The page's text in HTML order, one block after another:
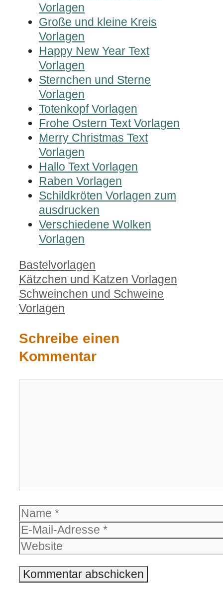
Vorlagen
Große und kleine Kreis
Vorlagen
Happy New Year Text
Vorlagen
Sternchen und Sterne
Vorlagen
Totenkopf Vorlagen
Frohe Ostern Text Vorlagen
Merry Christmas Text
Vorlagen
Hallo Text Vorlagen
Raben Vorlagen
Schildkröten Vorlagen zum
ausdrucken
Verschiedene Wolken
Vorlagen
Kategorien
Bastelvorlagen
Kätzchen und Katzen Vorlagen
Schweinchen und Schweine
Vorlagen
Schreibe einen
Kommentar
Name
E-
Mail-
Adresse
Website